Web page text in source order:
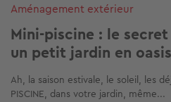
Aménagement extérieur
Mini-piscine : le
un petit jardin en
Ah, la saison estivale, le soleil, les
PISCINE, dans votre jardin, même...